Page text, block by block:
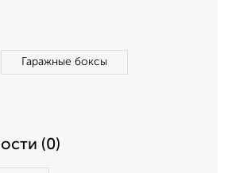
Гаражные боксы
(0)